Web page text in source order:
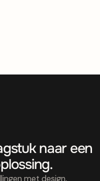
naar een
met design,